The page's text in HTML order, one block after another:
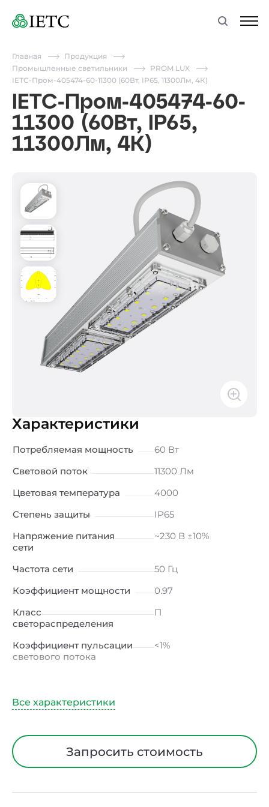
Главная
Продукция
Промышленные светильники
PROM LUX
IETC-Пром-405474-60-11300 (60Вт, IP65, 11300Лм, 4К)
IETC-Пром-405474-60-
11300 (60Вт, IP65,
11300Лм, 4К)
Характеристики
Потребляемая мощность
60 Вт
Световой поток
11300 Лм
Цветовая температура
4000
Степень защиты
IP65
Напряжение питания
сети
~230 В ±10%
Частота сети
50 Гц
Коэффициент мощности
0.97
Класс
светораспределения
П
Коэффициент пульсации
светового потока
<1%
Тип кривой силы света
Климатическое
исполнениеЗапросить стоимость